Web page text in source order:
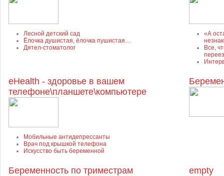
Лесной детский сад
Ёлочка душистая, ёлочка пушистая…
Дятел-стоматолог
«А
Все,
eHealth - здоровье в вашем
телефоне\планшете\компьютере
Мобильные антидепрессанты
Врач под крышкой телефона
Искусство быть беременной
Беременность по триместрам empty